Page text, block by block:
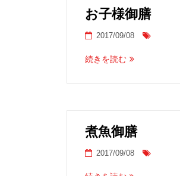
お子様御膳
2017/09/08
続きを読む
煮魚御膳
2017/09/08